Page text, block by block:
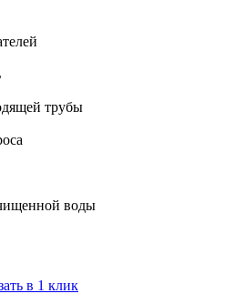
трубы
воды
в 1 клик